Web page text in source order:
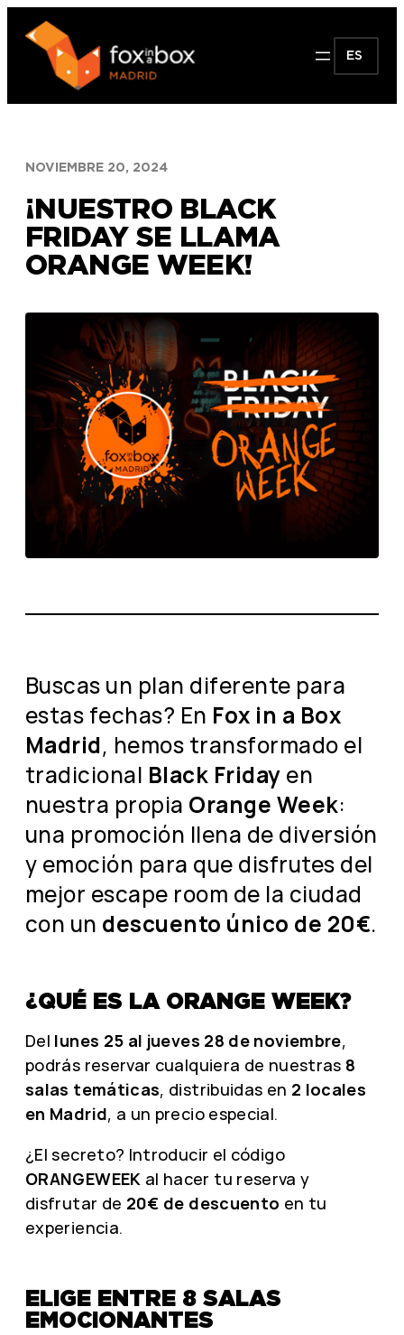
Saltar
contenido
ES
NOVIEMBRE 20, 2024
¡NUESTRO BLACK
FRIDAY SE LLAMA
ORANGE WEEK!
Buscas un plan diferente para
estas fechas? En Fox in a Box
Madrid, hemos transformado el
tradicional Black Friday en
nuestra propia Orange Week:
una promoción llena de diversión
y emoción para que disfrutes del
mejor escape room de la ciudad
con un descuento único de 20€.
¿QUÉ ES LA ORANGE WEEK?
Del lunes 25 al jueves 28 de noviembre,
podrás reservar cualquiera de nuestras 8
salas temáticas, distribuidas en 2 locales
en Madrid, a un precio especial.
¿El secreto? Introducir el código
ORANGEWEEK al hacer tu reserva y
disfrutar de 20€ de descuento en tu
experiencia.
ELIGE ENTRE 8 SALAS
EMOCIONANTES